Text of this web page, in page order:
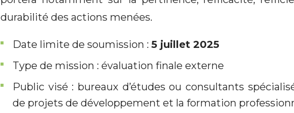
durabilité des actions menées.
Date limite de soumission : 5 juillet 2025
Type de mission : évaluation finale externe
Public visé : bureaux d’études ou consultants
de projets de développement et la formation